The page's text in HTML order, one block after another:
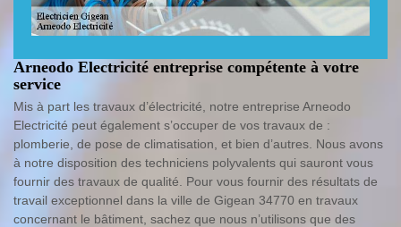
Arneodo Electricité entreprise compétente à votre
service
Mis à part les travaux d’électricité, notre entreprise Arneodo
Electricité peut également s’occuper de vos travaux de :
plomberie, de pose de climatisation, et bien d’autres. Nous avons
à notre disposition des techniciens polyvalents qui sauront vous
fournir des travaux de qualité. Pour vous fournir des résultats de
travail exceptionnel dans la ville de Gigean 34770 en travaux
concernant le bâtiment, sachez que nous n’utilisons que des